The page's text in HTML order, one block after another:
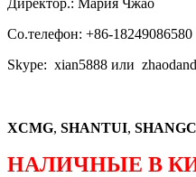
Со.телефон: +86-
Skype: xian5888 или
XCMG, SHANTUI,
НАЛИЧНЫЕ В